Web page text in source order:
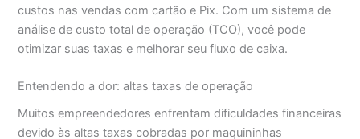
custos nas vendas com cartão e Pix. Com um sistema de
análise de custo total de operação (TCO), você pode
otimizar suas taxas e melhorar seu fluxo de caixa.
Entendendo a dor: altas taxas de operação
Muitos empreendedores enfrentam dificuldades financeiras
devido às altas taxas cobradas por maquininhas